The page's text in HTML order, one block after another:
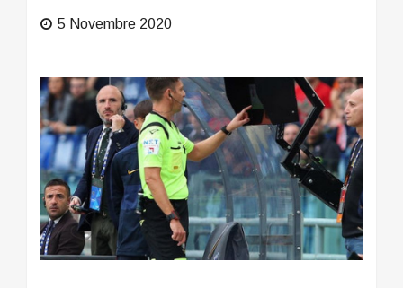
5 Novembre 2020